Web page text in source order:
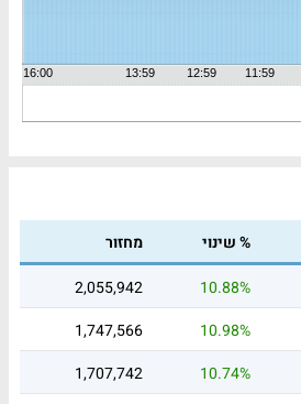
% שינוי
מחזור
10.88%
2,055,942
10.98%
1,747,566
10.74%
1,707,742